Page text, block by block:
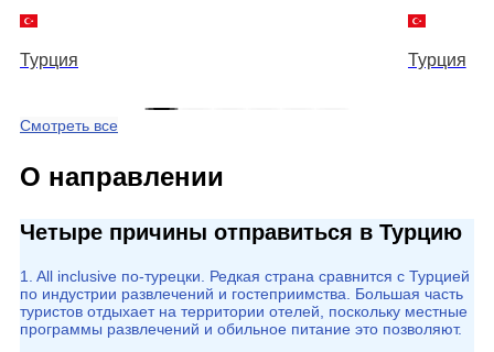
Турция Турция
Смотреть все
О направлении
Четыре причины отправиться в Турцию
1. All inclusive по-турецки. Редкая страна сравнится с Турцией
по индустрии развлечений и гостеприимства. Большая часть
туристов отдыхает на территории отелей, поскольку местные
программы развлечений и обильное питание это позволяют.